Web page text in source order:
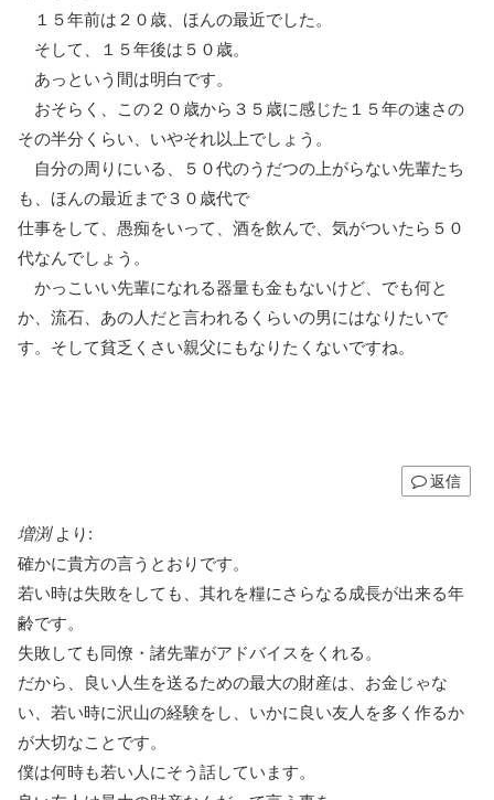
１５年前は２０歳、ほんの最近でした。
そして、１５年後は５０歳。
あっという間は明白です。
おそらく、この２０歳から３５歳に感じた１５年の速さの
その半分くらい、いやそれ以上でしょう。
自分の周りにいる、５０代のうだつの上がらない先輩たち
も、ほんの最近まで３０歳代で
仕事をして、愚痴をいって、酒を飲んで、気がついたら５０
代なんでしょう。
かっこいい先輩になれる器量も金もないけど、でも何と
か、流石、あの人だと言われるくらいの男にはなりたいで
す。そして貧乏くさい親父にもなりたくないですね。
返信
増渕 より:
確かに貴方の言うとおりです。
若い時は失敗をしても、其れを糧にさらなる成長が出来る年
齢です。
失敗しても同僚・諸先輩がアドバイスをくれる。
だから、良い人生を送るための最大の財産は、お金じゃな
い、若い時に沢山の経験をし、いかに良い友人を多く作るか
が大切なことです。
僕は何時も若い人にそう話しています。